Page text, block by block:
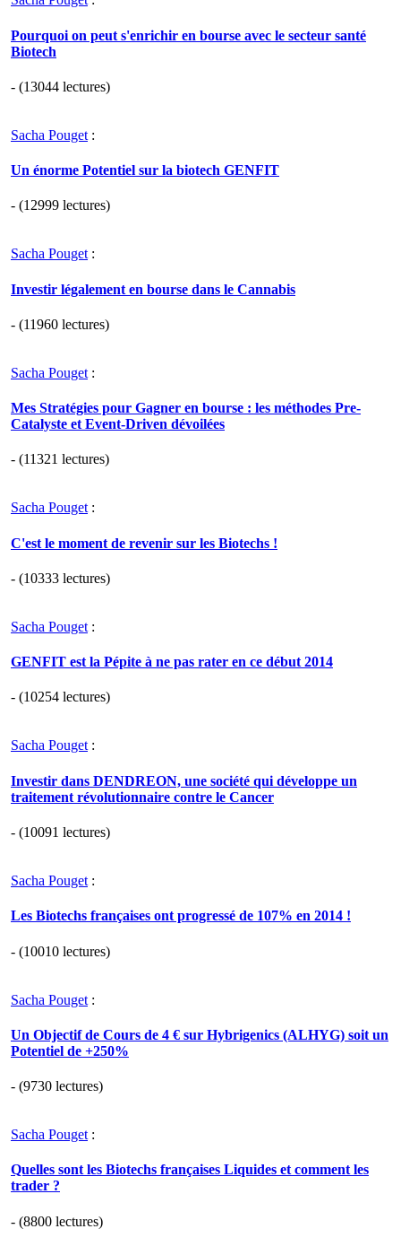
Pourquoi on peut s'enrichir en bourse avec le secteur santé
Biotech
- (13044 lectures)
Sacha Pouget :
Un énorme Potentiel sur la biotech GENFIT
- (12999 lectures)
Sacha Pouget :
Investir légalement en bourse dans le Cannabis
- (11960 lectures)
Sacha Pouget :
Mes Stratégies pour Gagner en bourse : les méthodes Pre-
Catalyste et Event-Driven dévoilées
- (11321 lectures)
Sacha Pouget :
C'est le moment de revenir sur les Biotechs !
- (10333 lectures)
Sacha Pouget :
GENFIT est la Pépite à ne pas rater en ce début 2014
- (10254 lectures)
Sacha Pouget:
Investir dans DENDREON, une société qui développe un
traitement révolutionnaire contre le Cancer
- (10091 lectures)
Sacha Pouget :
Les Biotechs françaises ont progressé de 107% en 2014 !
- (10010 lectures)
Sacha Pouget :
Un Objectif de Cours de 4 € sur Hybrigenics (ALHYG) soit un
Potentiel de +250%
- (9730 lectures)
Sacha Pouget :
Quelles sont les Biotechs françaises Liquides et comment les
trader ?
- (8800 lectures)